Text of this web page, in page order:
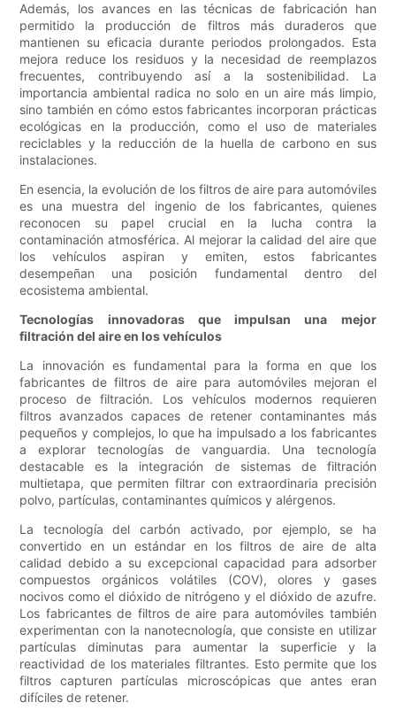
Además, los avances en las técnicas de fabricación han
permitido la producción de filtros más duraderos que
mantienen su eficacia durante periodos prolongados. Esta
mejora reduce los residuos y la necesidad de reemplazos
frecuentes, contribuyendo así a la sostenibilidad. La
importancia ambiental radica no solo en un aire más limpio,
sino también en cómo estos fabricantes incorporan prácticas
ecológicas en la producción, como el uso de materiales
reciclables y la reducción de la huella de carbono en sus
instalaciones.
En esencia, la evolución de los filtros de aire para automóviles
es una muestra del ingenio de los fabricantes, quienes
reconocen su papel crucial en la lucha contra la
contaminación atmosférica. Al mejorar la calidad del aire que
los vehículos aspiran y emiten, estos fabricantes
desempeñan una posición fundamental dentro del
ecosistema ambiental.
Tecnologías innovadoras que impulsan una mejor
filtración del aire en los vehículos
La innovación es fundamental para la forma en que los
fabricantes de filtros de aire para automóviles mejoran el
proceso de filtración. Los vehículos modernos requieren
filtros avanzados capaces de retener contaminantes más
pequeños y complejos, lo que ha impulsado a los fabricantes
a explorar tecnologías de vanguardia. Una tecnología
destacable es la integración de sistemas de filtración
multietapa, que permiten filtrar con extraordinaria precisión
polvo, partículas, contaminantes químicos y alérgenos.
La tecnología del carbón activado, por ejemplo, se ha
convertido en un estándar en los filtros de aire de alta
calidad debido a su excepcional capacidad para adsorber
compuestos orgánicos volátiles (COV), olores y gases
nocivos como el dióxido de nitrógeno y el dióxido de azufre.
Los fabricantes de filtros de aire para automóviles también
experimentan con la nanotecnología, que consiste en utilizar
partículas diminutas para aumentar la superficie y la
reactividad de los materiales filtrantes. Esto permite que los
filtros capturen partículas microscópicas que antes eran
difíciles de retener.